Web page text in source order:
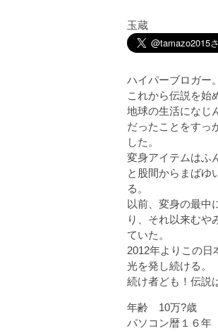
玉蔵
ハイパーブロガー。
これから伝説を始
地球の生活になじ
だったことをすっ
した。
変身アイテムはふ
と股間からまばゆ
る。
以前、変身の最中
り、それ以来むや
ていた。
2012年よりこの日
光を発し続ける。
続け者ども！伝説
年齢 10万?歳
パソコン暦１６年